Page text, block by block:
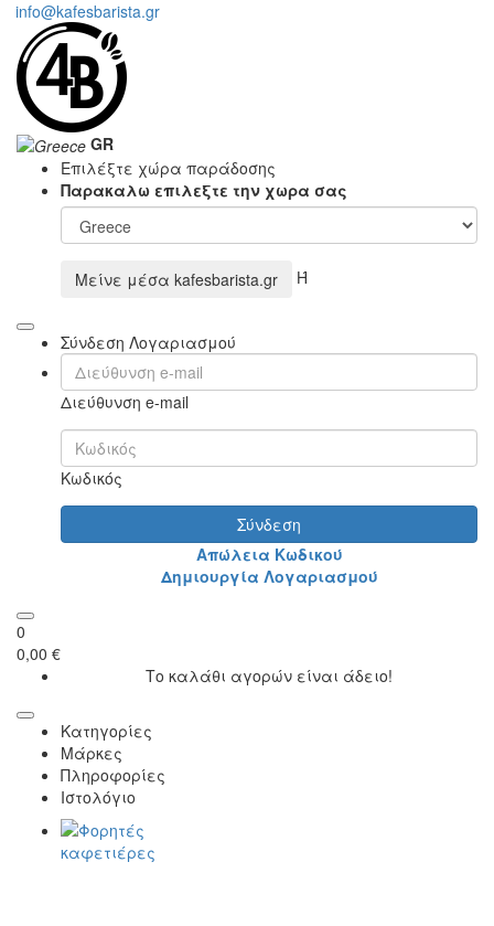
info@kafesbarista.gr
GR
Επιλέξτε χώρα παράδοσης
Παρακαλω επιλεξτε την χωρα σας
Μείνε μέσα kafesbarista.gr Ή
Σύνδεση Λογαριασμού
Διεύθυνση e-mail
Κωδικός
Σύνδεση
Απώλεια Κωδικού
Δημιουργία Λογαριασμού
0
0,00 €
Το καλάθι αγορών είναι άδειο!
Κατηγορίες
Μάρκες
Πληροφορίες
Ιστολόγιο